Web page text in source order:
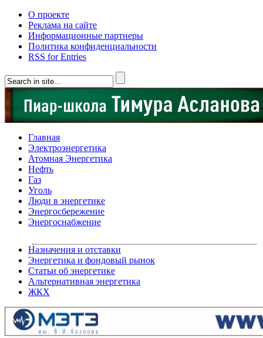
О проекте
Реклама на сайте
Информационные партнеры
Политика конфиденциальности
RSS for Entries
Главная
Электроэнергетика
Атомная Энергетика
Нефть
Газ
Уголь
Люди в энергетике
Энергосбережение
Энергоснабжение
Назначения и отставки
Энергетика и фондовый рынок
Статьи об энергетике
Альтернативная энергетика
ЖКХ